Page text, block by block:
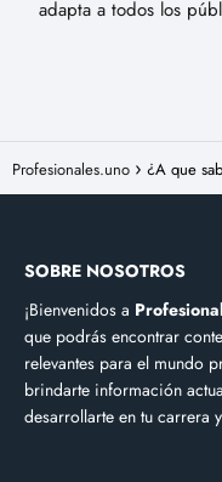
adapta a todos los
Profesionales.uno ¿A que
SOBRE NOSOTROS
¡Bienvenidos a
que podrás encontrar
relevantes para el mundo
brindarte información
desarrollarte en tu carrera